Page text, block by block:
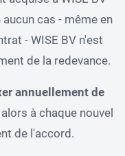
cas - même en
- WISE BV n'est
de la redevance.
annuellement de
à chaque nouvel
de l'accord.